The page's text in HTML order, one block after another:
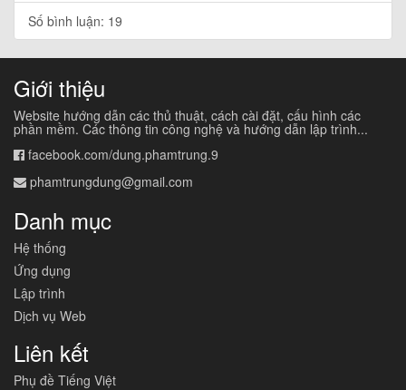
Số bình luận: 19
Giới thiệu
Website hướng dẫn các thủ thuật, cách cài đặt, cấu hình các
phần mềm. Các thông tin công nghệ và hướng dẫn lập trình...
facebook.com/dung.phamtrung.9
phamtrungdung@gmail.com
Danh mục
Hệ thống
Ứng dụng
Lập trình
Dịch vụ Web
Liên kết
Phụ đề Tiếng Việt